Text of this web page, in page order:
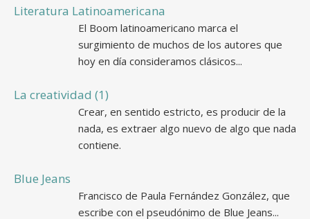
Literatura Latinoamericana
El Boom latinoamericano marca el
surgimiento de muchos de los autores que
hoy en día consideramos clásicos...
La creatividad (1)
Crear, en sentido estricto, es producir de la
nada, es extraer algo nuevo de algo que nada
contiene.
Blue Jeans
Francisco de Paula Fernández González, que
escribe con el pseudónimo de Blue Jeans...